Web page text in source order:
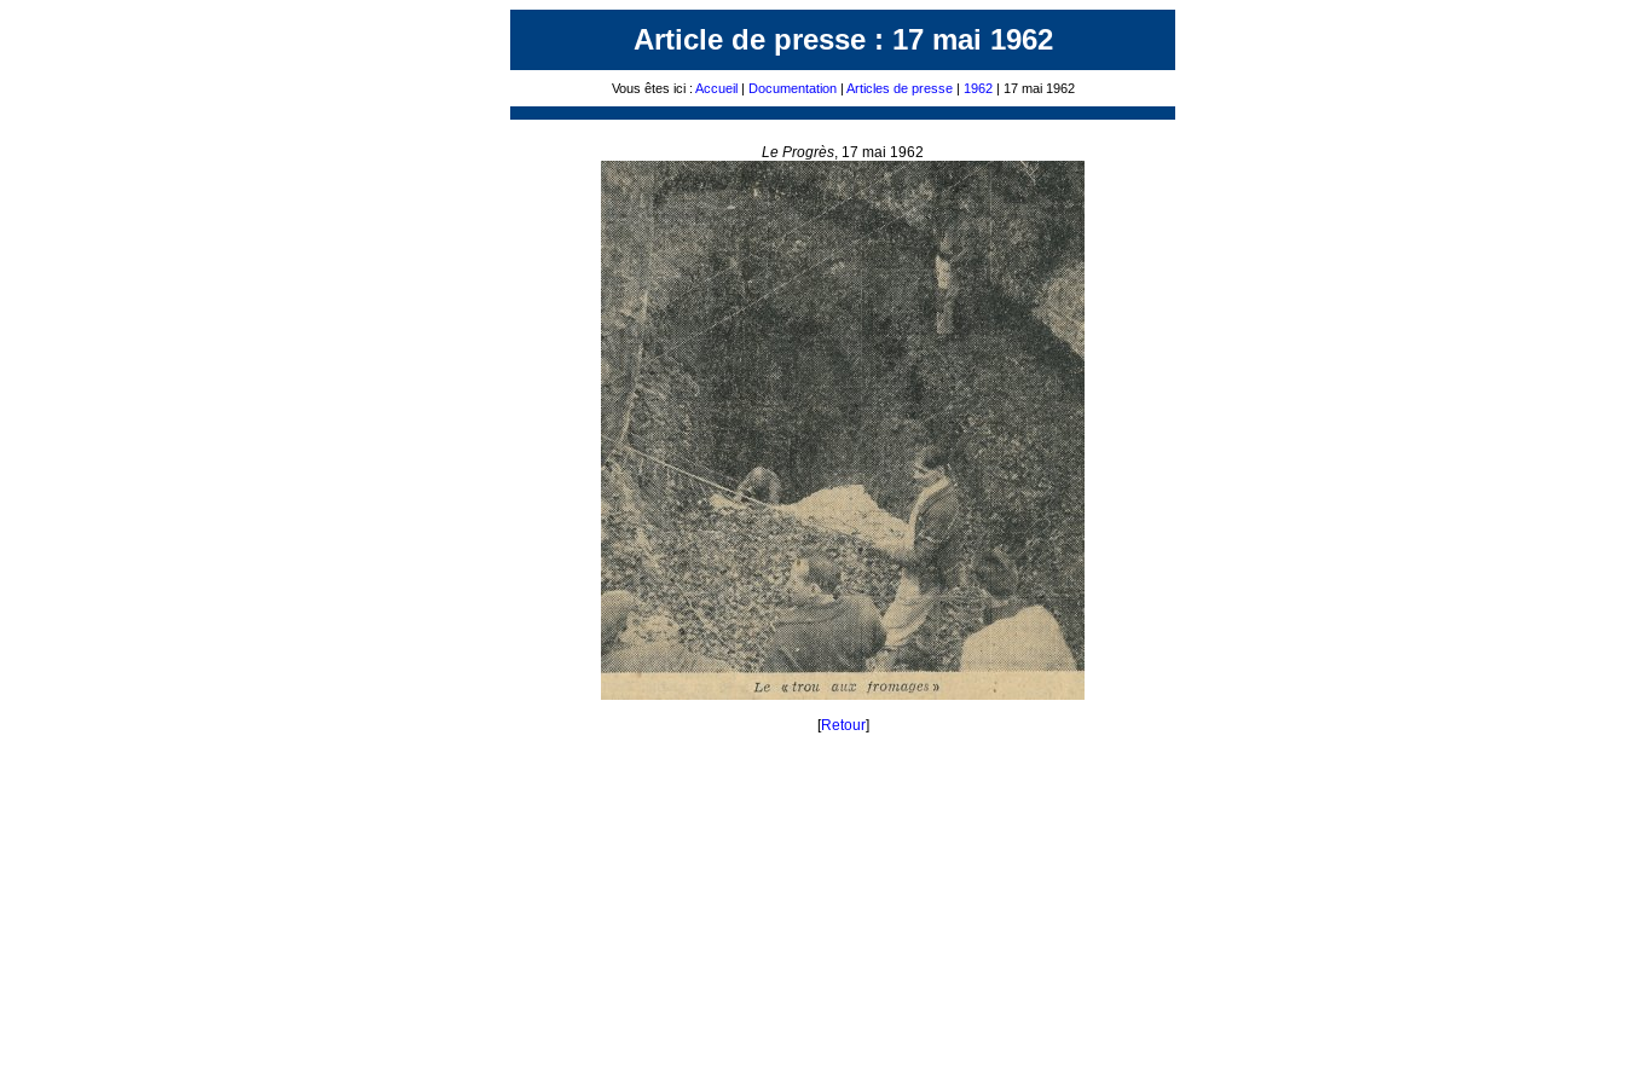
Article de presse : 17 mai 1962
Vous êtes ici : Accueil| Documentation| Articles de presse| 1962| 17 mai 1962
Le Progrès, 17 mai 1962
[Retour]